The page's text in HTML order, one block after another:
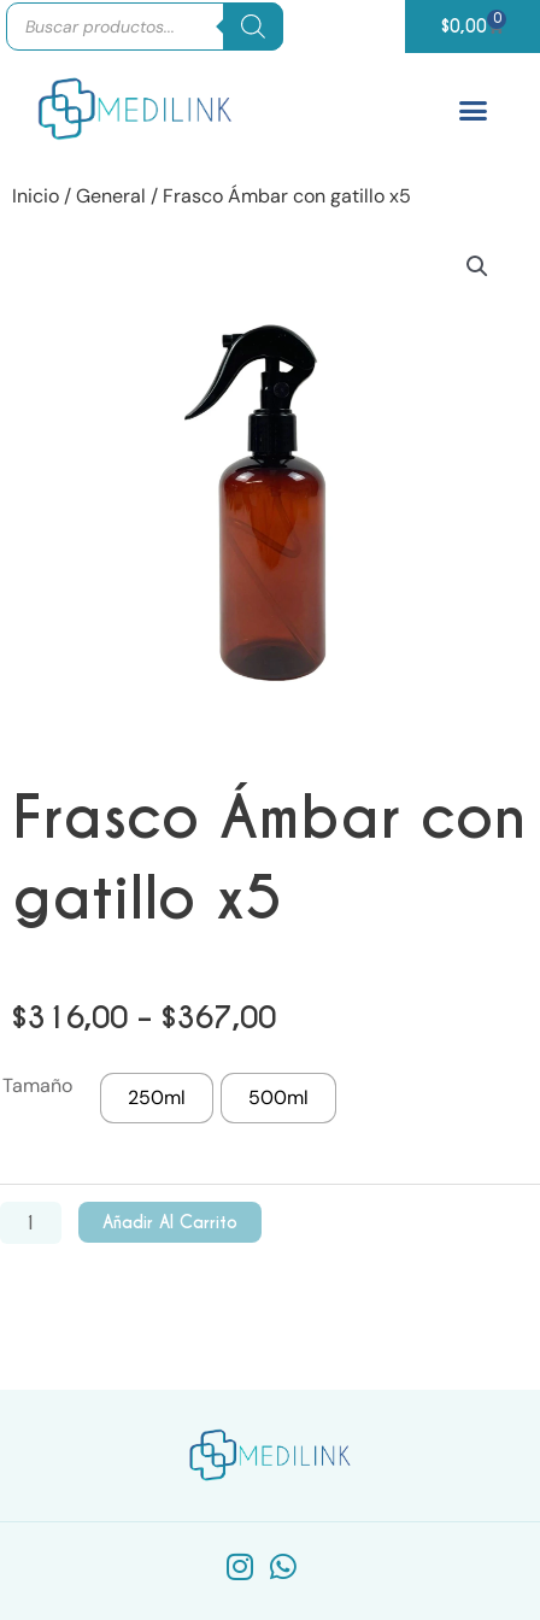
Ir
al
contenido
Búsqueda
productos
$0,00 0
Inicio/General / Frasco Ámbar con gatillo x5
Frasco Ámbar con
gatillo x5
$316,00 – $367,00Price
range:
$316,00
through
Tamaño 250ml 500ml
Frasco
cantidad
Añadir Al Carrito